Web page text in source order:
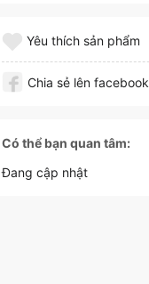
Yêu thích sản phẩm
Chia sẻ lên facebook
Có thể bạn quan tâm:
Đang cập nhật